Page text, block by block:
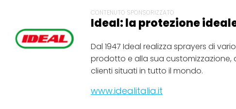
CONTENUTO SPONSORIZZATO
Ideal: la protezione
Dal 1947 Ideal realizza sprayers di
prodotto e alla sua customizzazione,
clienti situati in tutto il mondo.
www.idealitalia.it